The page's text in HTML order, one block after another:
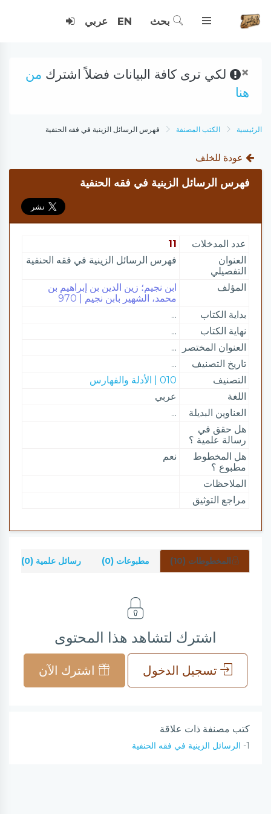
بحث EN عربي
× لكي ترى كافة البيانات فضلاً اشترك من
هنا
الرئيسية الكتب المصنفة فهرس الرسائل الزينية في فقه الحنفية
عودة للخلف
فهرس الرسائل الزينية في فقه الحنفية
عدد المدخلات
11
العنوان
التفصيلي
فهرس الرسائل الزينية في فقه الحنفية
المؤلف
ابن نجيم؛ زين الدين بن إبراهيم بن
محمد، الشهير بابن نجيم | 970
بداية الكتاب
...
نهاية الكتاب
...
العنوان المختصر
...
تاريخ التصنيف
...
التصنيف
010 | الأدلة والفهارس
اللغة
عربي
العناوين البديلة
...
هل حقق في
رسالة علمية ؟
هل المخطوط
مطبوع ؟
نعم
الملاحظات
مراجع التوثيق
المخطوطات (10) مطبوعات (0) رسائل علمية (0)
اشترك لتشاهد هذا المحتوى
تسجيل الدخول اشترك الآن
كتب مصنفة ذات علاقة
1- الرسائل الزينية في فقه الحنفية